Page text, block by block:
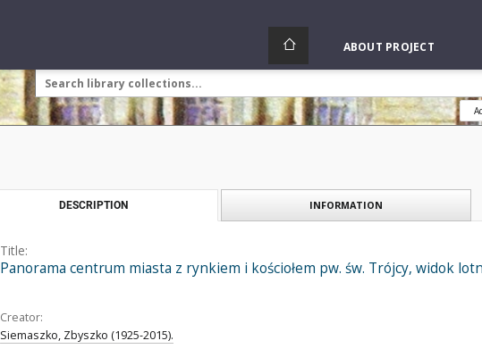
ABOUT PROJECT
DESCRIPTION INFORMATION
Title:
Panorama centrum miasta z rynkiem i kościołem pw. św. Trójcy, widok
Creator:
Siemaszko, Zbyszko (1925-2015).